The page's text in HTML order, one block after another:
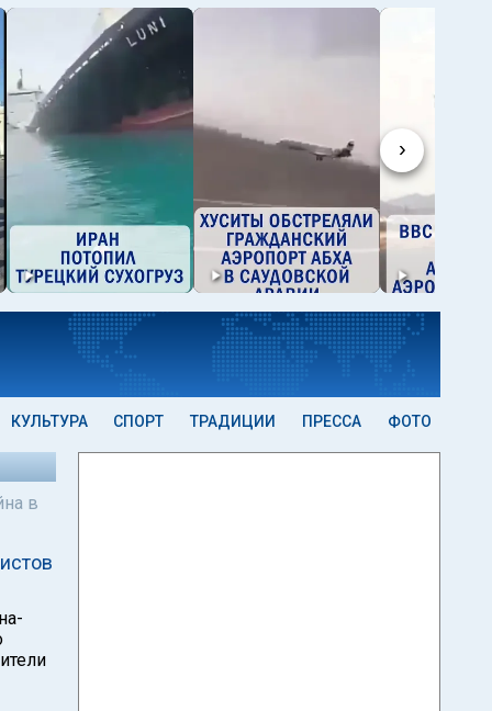
›
КУЛЬТУРА СПОРТ ТРАДИЦИИ ПРЕССА ФОТО
в